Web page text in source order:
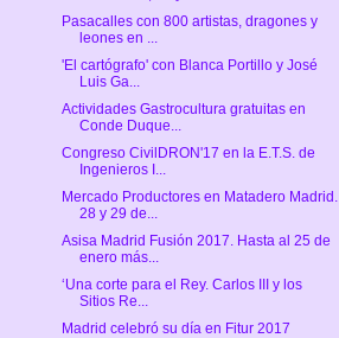
Pasacalles con 800 artistas, dragones y
leones en ...
'El cartógrafo' con Blanca Portillo y José
Luis Ga...
Actividades Gastrocultura gratuitas en
Conde Duque...
Congreso CivilDRON'17 en la E.T.S. de
Ingenieros I...
Mercado Productores en Matadero Madrid.
28 y 29 de...
Asisa Madrid Fusión 2017. Hasta al 25 de
enero más...
‘Una corte para el Rey. Carlos III y los
Sitios Re...
Madrid celebró su día en Fitur 2017